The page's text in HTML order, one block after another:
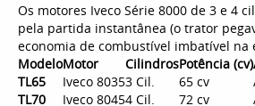
Os motores Iveco Série 8000 de 3 e 4
pela partida instantânea (o trator
economia de combustível imbatível na
ModeloMotor CilindrosPotência (cv)
TL65
Iveco 80353 Cil. 65 cv
TL70
Iveco 80454 Cil. 72 cv